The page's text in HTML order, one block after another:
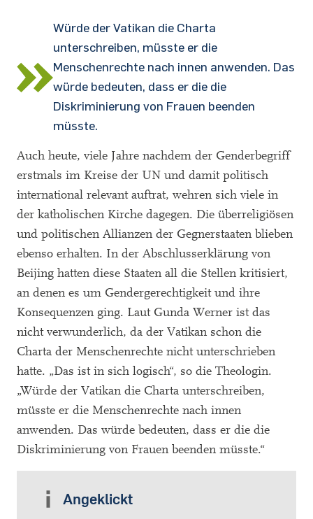
Würde der Vatikan die Charta
unterschreiben, müsste er die
Menschenrechte nach innen anwenden. Das
würde bedeuten, dass er die die
Diskriminierung von Frauen beenden
müsste.
Auch heute, viele Jahre nachdem der Genderbegriff
erstmals im Kreise der UN und damit politisch
international relevant auftrat, wehren sich viele in
der katholischen Kirche dagegen. Die überreligiösen
und politischen Allianzen der Gegnerstaaten blieben
ebenso erhalten. In der Abschlusserklärung von
Beijing hatten diese Staaten all die Stellen kritisiert,
an denen es um Gendergerechtigkeit und ihre
Konsequenzen ging. Laut Gunda Werner ist das
nicht verwunderlich, da der Vatikan schon die
Charta der Menschenrechte nicht unterschrieben
hatte. „Das ist in sich logisch“, so die Theologin.
„Würde der Vatikan die Charta unterschreiben,
müsste er die Menschenrechte nach innen
anwenden. Das würde bedeuten, dass er die die
Diskriminierung von Frauen beenden müsste.“
Angeklickt